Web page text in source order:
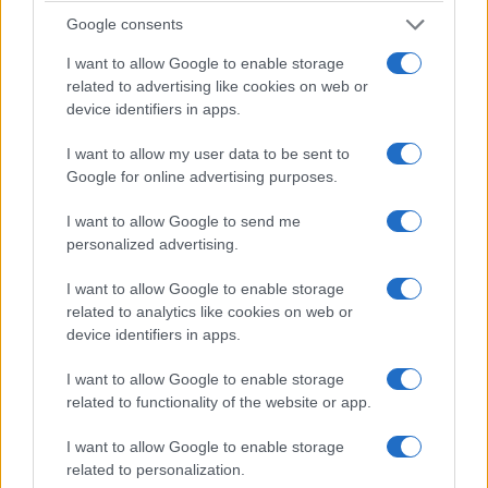
Google consents
I want to allow Google to enable storage
related to advertising like cookies on web or
device identifiers in apps.
I want to allow my user data to be sent to
Google for online advertising purposes.
I want to allow Google to send me
personalized advertising.
I want to allow Google to enable storage
related to analytics like cookies on web or
device identifiers in apps.
I want to allow Google to enable storage
related to functionality of the website or app.
I want to allow Google to enable storage
related to personalization.
υφισταμένων για νοικοκυριά με χαμηλά εισοδήματα είτε
οικονομικά ευάλωτων φορολογουμένων. Αυτό το
σενάριο προσεγγίζει τις ανακοινώσεις Τσίπρα. 2ο
Σενάριο: Τη πρόταση για νέο φόρο που θα υπολογίζεται
με περισσότερα κλιμάκια και συντελεστές. Θα υπάρχουν
ελαφρύνσεις σε μικρές ιδιοκτησίες. Όμως, έρχεται
Ταυτόχρονα, θα μπουν στον υπολογισμό και τα χωράφια.
Σήμερα, ο νόμος έχει έκπτωση 50% ή και απαλλαγή σε
τρίτεκνους, πολύτεκνους και ΑμεΑ. Μείωση κατά 50%
έχουν όσοι πληρούν τα εξής: α) Καθαρό οικογενειακό
εισόδημα 9.000 ευρώ, συν 1.000 ευρώ για κάθε
επιφάνειας ακινήτων έως 150 τετραγωνικά μέτρα. γ)
Αντικειμενική αξία κτισμάτων έως 85.000 ευρώ για
άγαμο, 150.000 ευρώ για έγγαμο χωρίς παιδιά και
200.000 ευρώ για έγγαμο με 1 ή 2 τέκνα. Πλήρη